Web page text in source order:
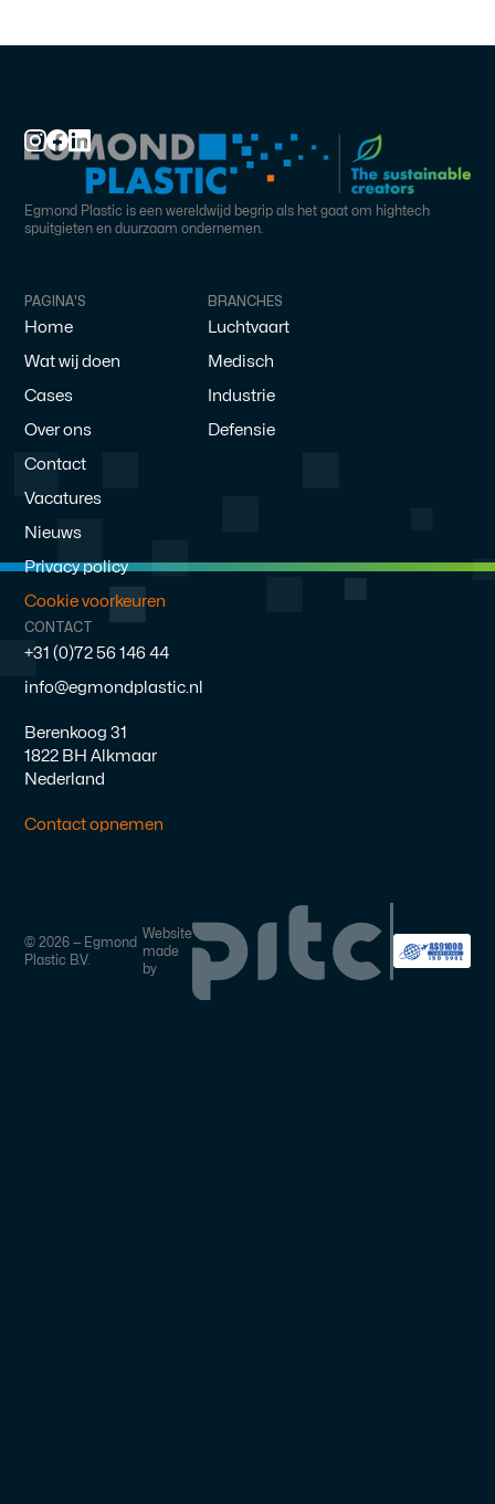
Egmond Plastic is een wereldwijd begrip als het gaat om hightech
spuitgieten en duurzaam ondernemen.
PAGINA'S
Home
Wat wij doen
Cases
Over ons
Contact
Vacatures
Nieuws
Privacy policy
Cookie voorkeuren
BRANCHES
Luchtvaart
Medisch
Industrie
Defensie
CONTACT
+31 (0)72 56 146 44
info@egmondplastic.nl
Berenkoog 31
1822 BH Alkmaar
Nederland
Contact opnemen
©2026 — Egmond
Plastic B.V.
Website
made
by